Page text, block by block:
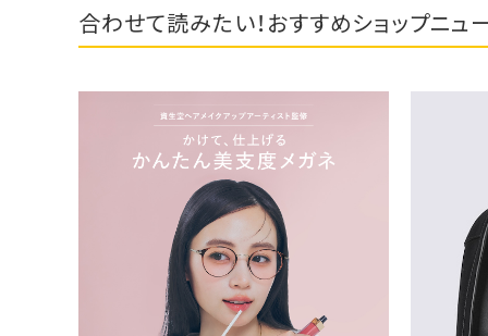
合わせて読みたい！おすすめショップニュ